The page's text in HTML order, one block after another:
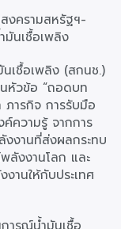
งครามสหรัฐฯ-
มันเชื้อเพลิง
เชื้อเพลิง (สกนช.)
หัวข้อ “ถอดบท
ารกิจ การรับมือ
ความรู้ จากการ
งานที่ส่งผลกระทบ
ลังงานโลก และ
านให้กับประเทศ